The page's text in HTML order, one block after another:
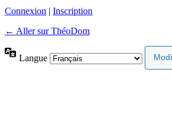
Connexion | Inscription
← Aller sur ThéoDom
Langue